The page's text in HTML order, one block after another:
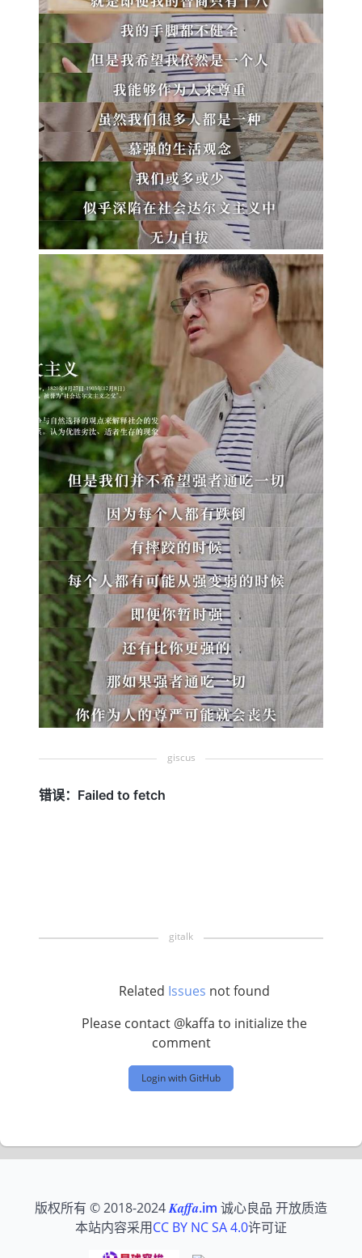
Related Issues not found
Please contact @kaffa to initialize the
comment
Login with GitHub
版权所有 © 2018-2024Kaffa.im 诚心良品 开放质造
本站内容采用CC BY NC SA 4.0许可证